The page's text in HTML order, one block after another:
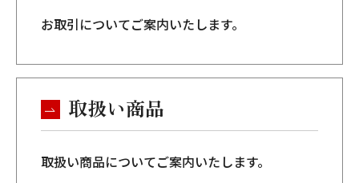
お取引についてご案内いたします。
取扱い商品
取扱い商品についてご案内いたします。